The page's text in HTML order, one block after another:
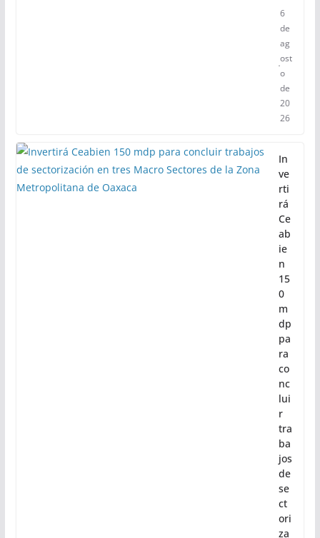
6
de
ag
ost
o
de
20
26
In
ve
rti
rá
Ce
ab
ie
n
15
0
m
dp
pa
ra
co
nc
lui
r
tra
ba
jos
de
se
ct
ori
za